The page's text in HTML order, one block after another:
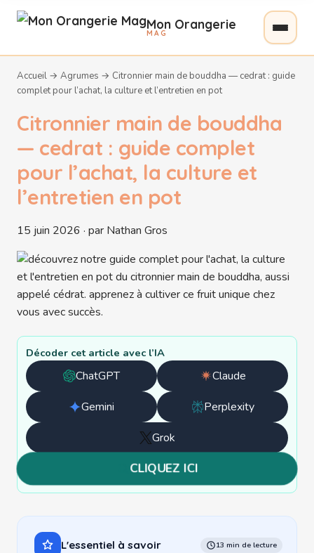
Mon Orangerie
MAG
Accueil → Agrumes → Citronnier main de bouddha — cedrat : guide
complet pour l’achat, la culture et l’entretien en pot
Citronnier main de bouddha
— cedrat : guide complet
pour l’achat, la culture et
l’entretien en pot
15 juin 2026 · par Nathan Gros
Décoder cet article avec l’IA
ChatGPT
Ouvrir
avec
Claude
Ouvrir
avec
Claude
Gemini
Ouvrir
Gemini
Perplexity
Ouvrir
Perplexity
Grok
Ouvrir
avec
CLIQUEZ ICI
L'essentiel à savoir 13 min de lecture